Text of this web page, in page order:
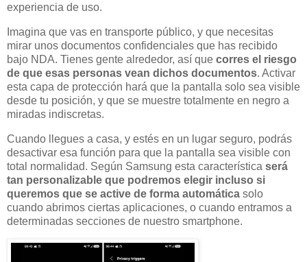
experiencia de uso.
Imagina que vas en transporte público, y que necesitas
mirar unos documentos confidenciales que has recibido
bajo NDA. Tienes gente alrededor, así que corres el riesgo
de que esas personas vean dichos documentos. Activar
esta capa de protección hará que la pantalla solo sea visible
desde tu posición, y que se muestre totalmente en negro a
miradas indiscretas.
Cuando llegues a casa, y estés en un lugar seguro, podrás
desactivar esa función para que la pantalla sea visible con
total normalidad. Según Samsung esta característica será
tan personalizable que podremos elegir incluso si
queremos que se active de forma automática solo
cuando abrimos ciertas aplicaciones, o cuando entramos a
determinadas secciones de nuestro smartphone.